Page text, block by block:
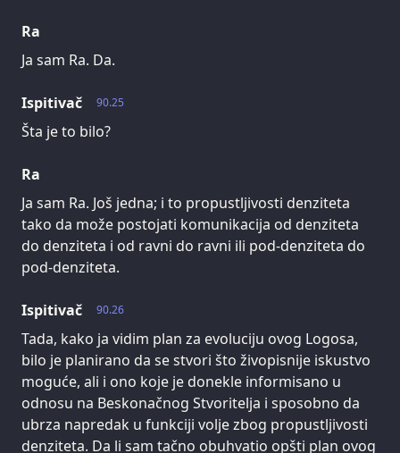
Ra
Ja sam Ra. Da.
90.25
Ispitivač
Šta je to bilo?
Ra
Ja sam Ra. Još jedna; i to propustljivosti denziteta
tako da može postojati komunikacija od denziteta
do denziteta i od ravni do ravni ili pod-denziteta do
pod-denziteta.
90.26
Ispitivač
Tada, kako ja vidim plan za evoluciju ovog Logosa,
bilo je planirano da se stvori što živopisnije iskustvo
moguće, ali i ono koje je donekle informisano u
odnosu na Beskonačnog Stvoritelja i sposobno da
ubrza napredak u funkciji volje zbog propustljivosti
denziteta. Da li sam tačno obuhvatio opšti plan ovog